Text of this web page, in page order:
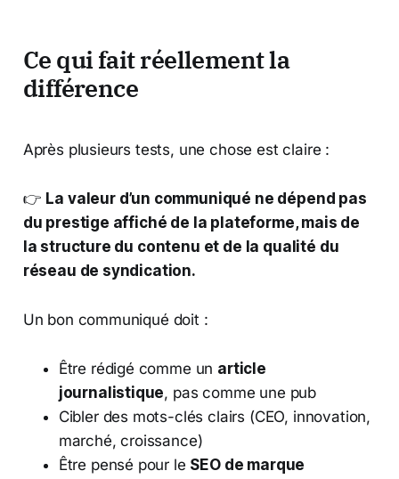
Ce qui fait réellement la
différence
Après plusieurs tests, une chose est claire :
👉 La valeur d’un communiqué ne dépend pas
du prestige affiché de la plateforme, mais de
la structure du contenu et de la qualité du
réseau de syndication.
Un bon communiqué doit :
Être rédigé comme un article
journalistique, pas comme une pub
Cibler des mots-clés clairs (CEO, innovation,
marché, croissance)
Être pensé pour le SEO de marque